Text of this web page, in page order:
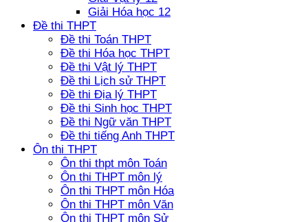
Giải Hóa học 12
Đề thi THPT
Đề thi Toán THPT
Đề thi Hóa học THPT
Đề thi Vật lý THPT
Đề thi Lịch sử THPT
Đề thi Địa lý THPT
Đề thi Sinh học THPT
Đề thi Ngữ văn THPT
Đề thi tiếng Anh THPT
Ôn thi THPT
Ôn thi thpt môn Toán
Ôn thi THPT môn lý
Ôn thi THPT môn Hóa
Ôn thi THPT môn Văn
Ôn thi THPT môn Sử